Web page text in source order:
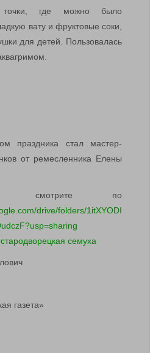
точки, где можно было
вату и фруктовые соки,
для детей. Пользовалась
праздника стал мастер-
от ремесленника Елены
смотрите по
drive/folders/1itXYODI
семуха
газета»